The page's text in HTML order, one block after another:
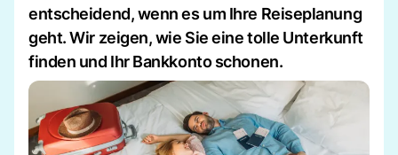
entscheidend, wenn es um Ihre Reiseplanung
geht. Wir zeigen, wie Sie eine tolle Unterkunft
finden und Ihr Bankkonto schonen.